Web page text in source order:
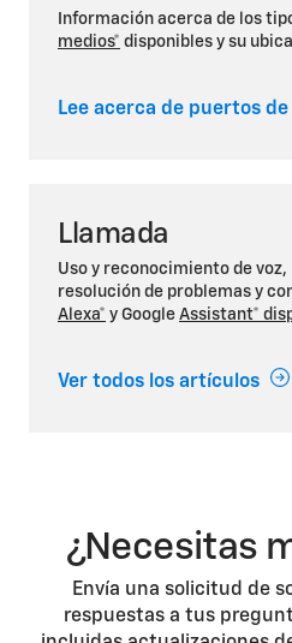
Información acerca de los
medios* disponibles y su
Lee acerca de puertos
Llamada
Uso y reconocimiento de
resolución de problemas y
Alexa* y Google Assistant*
Ver todos los artículos
¿Necesitas
Envía una solicitud de
respuestas a tus